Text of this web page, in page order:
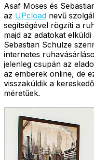
Asaf Moses és
az UPcload nevű
segítségével rögzíti a
majd az adatokat
Sebastian Schulze
internetes
jelenleg csupán az
az emberek online, de
visszaküldik a
méretűek.